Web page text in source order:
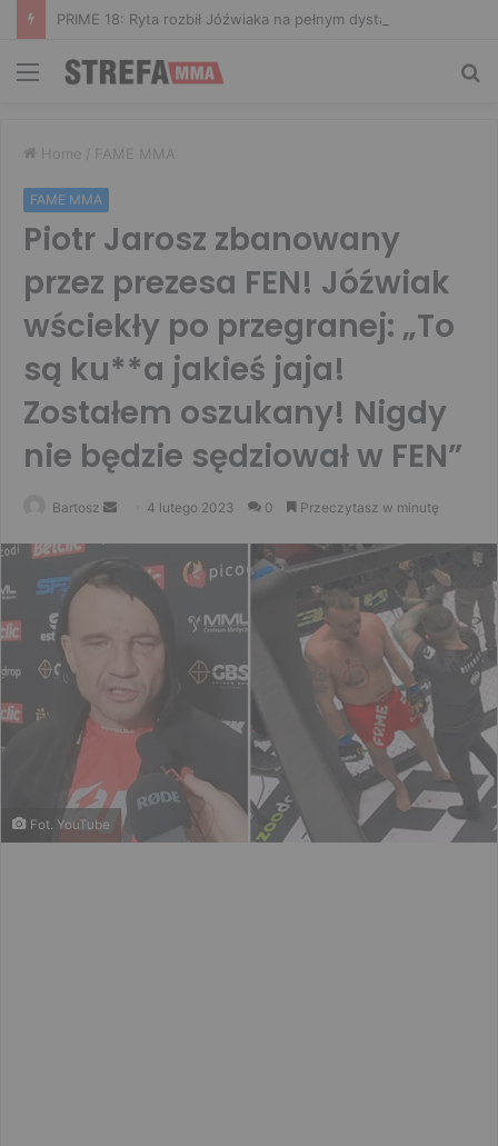
Menu
Home / FAME MMA
FAME MMA
Piotr Jarosz zbanowany
przez prezesa FEN! Jóźwiak
wściekły po przegranej: „To
są ku**a jakieś jaja!
Zostałem oszukany! Nigdy
nie będzie sędziował w FEN”
Bartosz
Send 4 lutego 2023 0 Przeczytasz w minutę
Fot. YouTube